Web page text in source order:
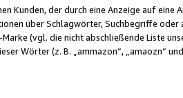
Kunden, der durch eine Anzeige auf
über Schlagwörter, Suchbegriffe
(vgl. die nicht abschließende Liste
Wörter (z. B. „ammazon“, „amaozn“